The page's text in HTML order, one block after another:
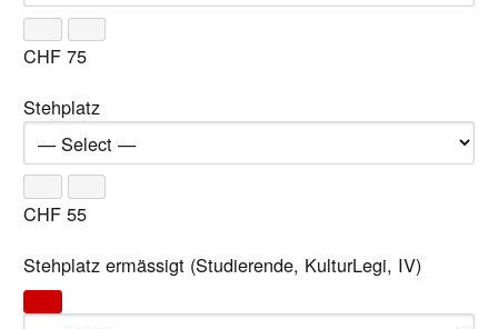
CHF 75
Stehplatz
CHF 55
Stehplatz ermässigt (Studierende, KulturLegi, IV)